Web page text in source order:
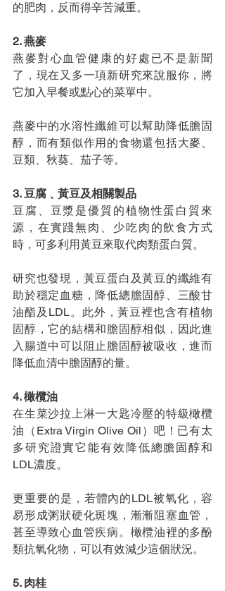
的肥肉，反而得辛苦減重。
2. 燕麥
燕麥對心血管健康的好處已不是新聞
了，現在又多一項新研究來說服你，將
它加入早餐或點心的菜單中。
燕麥中的水溶性纖維可以幫助降低膽固
醇，而有類似作用的食物還包括大麥、
豆類、秋葵、茄子等。
3. 豆腐﹑黃豆及相關製品
豆腐、豆漿是優質的植物性蛋白質來
源，在實踐無肉、少吃肉的飲食方式
時，可多利用黃豆來取代肉類蛋白質。
研究也發現，黃豆蛋白及黃豆的纖維有
助於穩定血糖，降低總膽固醇、三酸甘
油酯及LDL。此外，黃豆裡也含有植物
固醇，它的結構和膽固醇相似，因此進
入腸道中可以阻止膽固醇被吸收，進而
降低血清中膽固醇的量。
4. 橄欖油
在生菜沙拉上淋一大匙冷壓的特級橄欖
油（Extra Virgin Olive Oil）吧！已有太
多研究證實它能有效降低總膽固醇和
LDL濃度。
更重要的是，若體內的LDL被氧化，容
易形成粥狀硬化斑塊，漸漸阻塞血管，
甚至導致心血管疾病。橄欖油裡的多酚
類抗氧化物，可以有效減少這個狀況。
5. 肉桂